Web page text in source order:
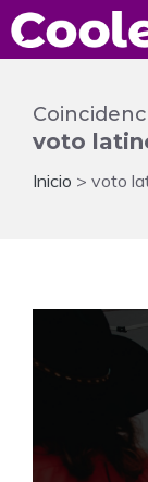
Saltar
al
voto
Inicio > voto